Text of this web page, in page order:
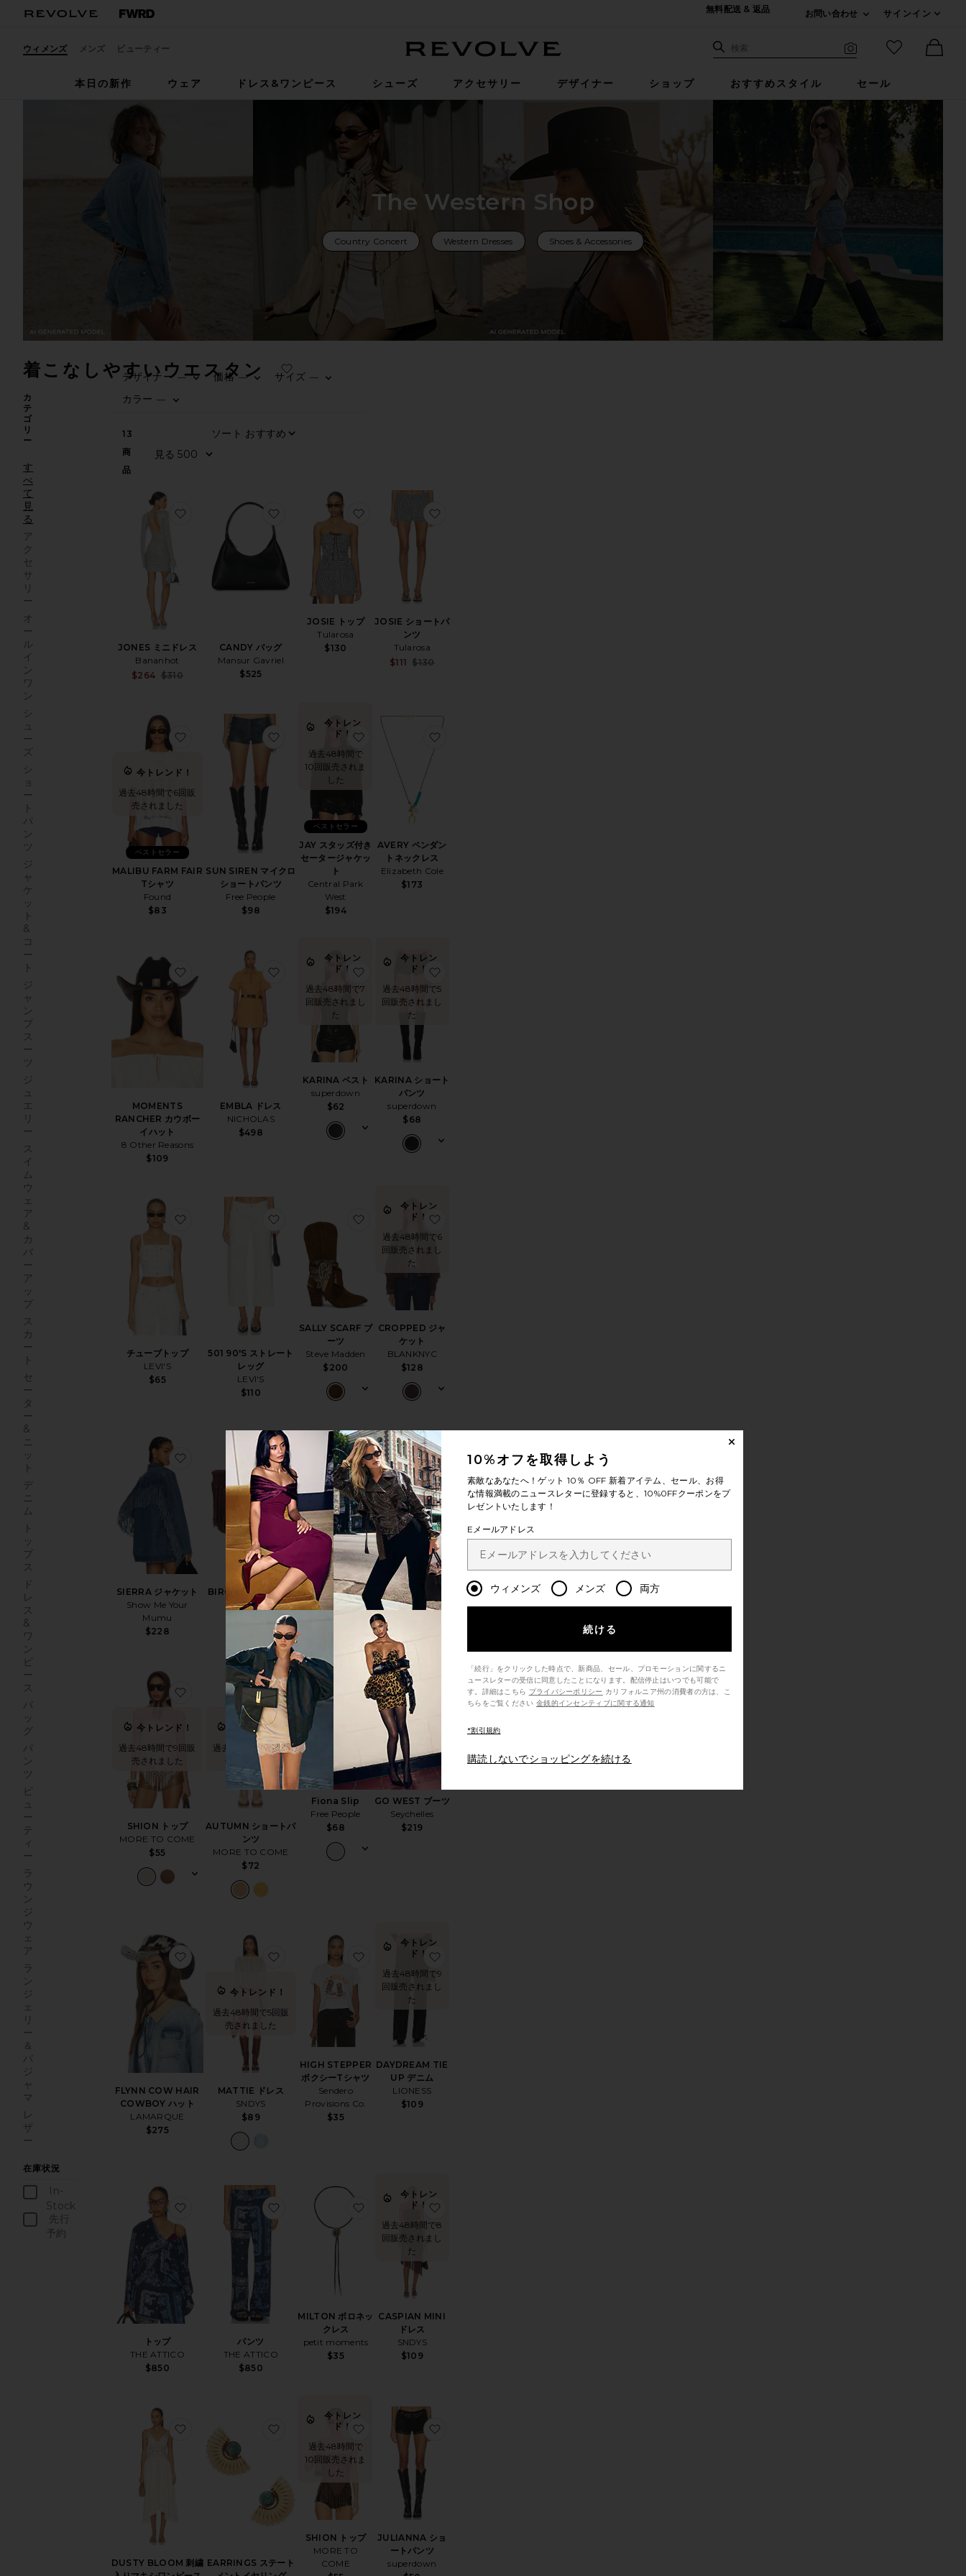
無料配送 & 返品
お問い合わせ
サインイン
ウィメンズ メンズ ビューティー サイト検索
検索
お気に入り
本日の新作
ウェア ドレス&ワンピース シューズ アクセサリー デザイナー ショップ おすすめスタイル セール
The Western Shop
Country Concert Western Dresses Shoes & Accessories
着こなしやすいウエスタン
カ
テ
ゴ
リ
ー
す
べ
て
見
る
ア
ク
セ
サ
リ
ー
オ
ー
ル
イ
ン
ワ
ン
シ
ュ
ー
ズ
シ
ー
ト
パ
ン
ツ
ジ
ャ
ケ
ッ
ト
&
コ
ー
ト
ジ
ャ
ン
プ
ス
ー
ツ
ジ
ュ
エ
リ
ー
ス
イ
ム
ウ
ェ
ア
&
カ
バ
ー
ア
ッ
プ
ス
カ
ー
ト
セ
ー
タ
ー
&
ニ
ッ
ト
デ
ニ
ム
ト
ッ
プ
ス
ド
レ
ス
&
ワ
ン
ピ
ー
ス
バ
ッ
グ
パ
ン
ツ
ビ
ュ
ー
テ
ィ
ー
ラ
ウ
ン
ジ
ウ
ェ
ア
ラ
ン
ジ
ェ
リ
ー
＆
パ
ジ
ャ
マ
レ
ザ
ー
在庫状況
Stock
予約
デザイナー—
価格—
サイズ —
カラー —
13
商
品
JONES ミニドレス
Bananhot
Sale price:
$264 $310
お気に入りJONES ミニドレス
CANDY バッグ
Mansur Gavriel
$525
お気に入りCANDY バッグ
JOSIE トップ
Tularosa
$130
お気に入りJOSIE トップ
JOSIE ショートパ
ンツ
Tularosa
$111 $130
今トレンド！
過去48時間で6回販
売されました
MALIBU FARM FAIR
Tシャツ
Found
$83
ベストセラー
お気に入りMALIBU FARM FAIR Tシャツ
SUN SIREN マイクロ
ショートパンツ
Free People
$98
お気に入りSUN SIREN マイクロショートパンツ
今トレン
ド！
過去48時間で
10回販売されま
した
JAY スタッズ付き
セータージャケッ
ト
Central Park
West
$194
ベストセラー
お気に入りJAY スタッズ付きセータージャケット
AVERY ペンダン
トネックレス
Elizabeth Cole
$173
MOMENTS
RANCHER カウボー
イハット
8 Other Reasons
$109
お気に入りMOMENTS RANCHER カウボーイハット
EMBLA ドレス
NICHOLAS
$498
お気に入りEMBLA ドレス
今トレン
ド！
過去48時間で7
回販売されまし
た
KARINA ベスト
superdown
$62
お気に入りKARINA ベスト
今トレン
ド！
過去48時間で5
回販売されまし
た
KARINA ショート
パンツ
superdown
$68
チューブトップ
LEVI'S
$65
お気に入りチューブトップ
501 90'S ストレート
レッグ
LEVI'S
$110
お気に入り501 90'S ストレートレッグ
SALLY SCARF ブ
ーツ
Steve Madden
$200
お気に入りSALLY SCARF ブーツ
今トレン
ド！
過去48時間で6
回販売されまし
た
CROPPED ジャ
ケット
BLANKNYC
$128
SIERRA ジャケット
Show Me Your
Mumu
$228
お気に入りSIERRA ジャケット
BIRCH トップハンド
ルバッグ
お気に入りBIRCH トップハンドルバッグ
AGNES トップ
MADISON THE
LABEL
$115
お気に入りAGNES トップ
AGNES スカート
MADISON THE
LABEL
$110
ベストセラー
お気に入りAGNES スカート
今トレンド！
過去48時間で9回販
売されました
SHION トップ
MORE TO COME
$55
お気に入りSHION トップ
今トレンド！
過去48時間で5回販
売されました
AUTUMN ショートパ
ンツ
MORE TO COME
$72
お気に入りAUTUMN ショートパンツ
今トレン
過去48時間で
26回販売され
Fiona Slip
Free People
$68
ベストセラー
お気に入りFiona Slip
GO WEST ブーツ
Seychelles
$219
ベストセラー
お気に入りGO WEST ブーツ
FLYNN COW HAIR
COWBOY ハット
LAMARQUE
$275
お気に入りFLYNN COW HAIR COWBOY ハット
今トレンド！
過去48時間で5回販
売されました
MATTIE ドレス
SNDYS
$89
お気に入りMATTIE ドレス
HIGH STEPPER
ボクシーTシャツ
Sendero
Provisions Co.
$35
お気に入りHIGH STEPPER ボクシーTシャツ
今トレン
ド！
過去48時間で9
回販売されまし
た
DAYDREAM TIE
UP デニム
LIONESS
$109
トップ
THE ATTICO
$850
お気に入りトップ
パンツ
THE ATTICO
$850
お気に入りパンツ
MILTON ボロネッ
クレス
petit moments
$35
お気に入りMILTON ボロネックレス
今トレン
ド！
過去48時間で8
回販売されまし
た
CASPIAN MINI
ドレス
SNDYS
$109
DUSTY BLOOM 刺繍
お気に入りDUSTY BLOOM 刺繍入りマキシワンピース
EARRINGS ステート
お気に入りEARRINGS ステートメントイヤリング
今トレン
ド！
過去48時間で
10回販売されま
した
SHION トップ
MORE TO
COME
お気に入りSHION トップ
JULIANNA ショ
ートパンツ
superdown
10%オフを取得しよう
素敵なあなたへ！ゲット 10％ OFF 新着アイテム、セール、お得
な情報満載のニュースレターに登録すると、10%0FFクーポンをプ
レゼントいたします！
Eメールアドレス
ウィメンズ メンズ 両方
続ける
「続行」をクリックした時点で、新商品、セール、プロモーションに関するニ
ュースレターの受信に同意したことになります。配信停止はいつでも可能で
す。詳細はこちら プライバシーポリシー
ちらをご覧ください 金銭的インセンティブに関する通知
*割引規約
購読しないでショッピングを続ける